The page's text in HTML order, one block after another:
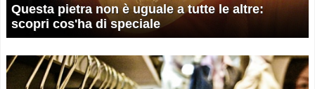
Questa pietra non è uguale a tutte le altre:
scopri cos'ha di speciale